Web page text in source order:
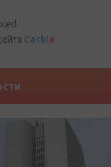
Cackle